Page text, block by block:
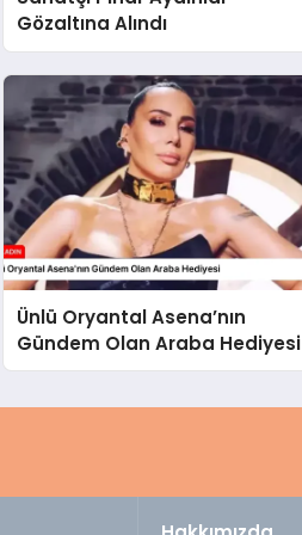
Gözaltına Alındı
Ünlü Oryantal Asena’nın
Gündem Olan Araba Hediyesi